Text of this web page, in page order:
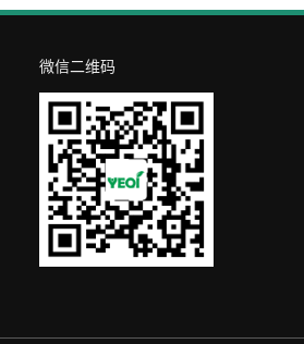
微信二维码